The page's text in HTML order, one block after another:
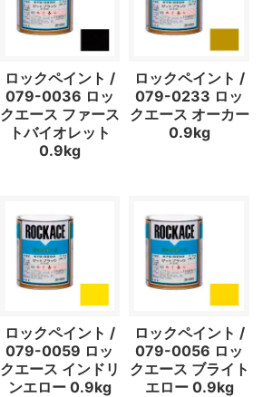
ロックペイント /
079-0036 ロッ
クエース ファース
トバイオレット
0.9kg
ロックペイント /
079-0233 ロッ
クエース オーカー
0.9kg
ロックペイント /
079-0059 ロッ
クエース インドリ
ンエロー 0.9kg
ロックペイント /
079-0056 ロッ
クエース ブライト
エロー 0.9kg